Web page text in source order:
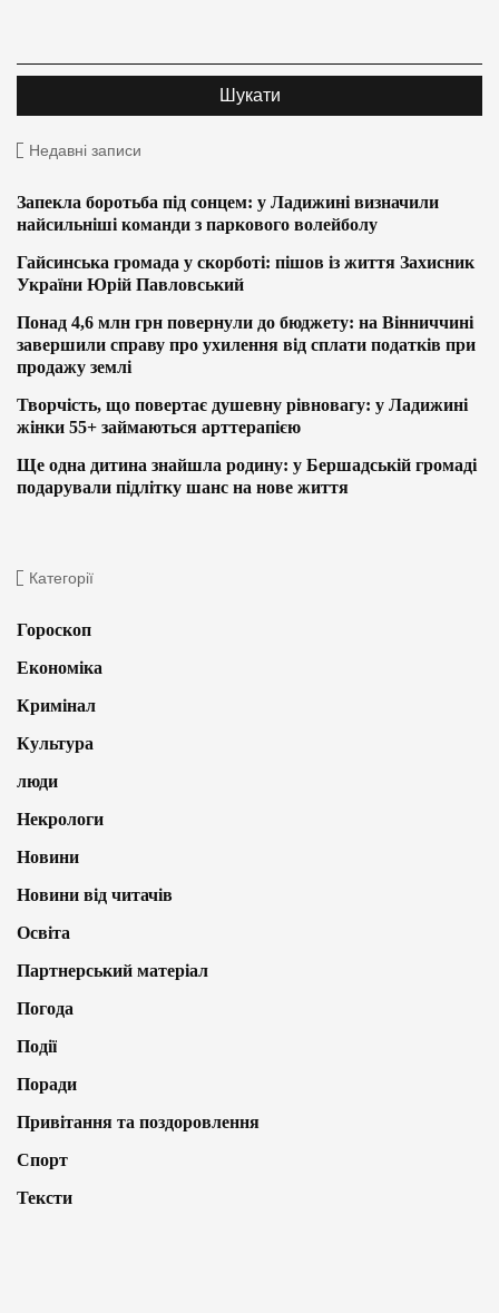
Недавні записи
Запекла боротьба під сонцем: у Ладижині визначили
найсильніші команди з паркового волейболу
Гайсинська громада у скорботі: пішов із життя Захисник
України Юрій Павловський
Понад 4,6 млн грн повернули до бюджету: на Вінниччині
завершили справу про ухилення від сплати податків при
продажу землі
Творчість, що повертає душевну рівновагу: у Ладижині
жінки 55+ займаються арттерапією
Ще одна дитина знайшла родину: у Бершадській громаді
подарували підлітку шанс на нове життя
Категорії
Гороскоп
Економіка
Кримінал
Культура
люди
Некрологи
Новини
Новини від читачів
Освіта
Партнерський матеріал
Погода
Події
Поради
Привітання та поздоровлення
Спорт
Тексти